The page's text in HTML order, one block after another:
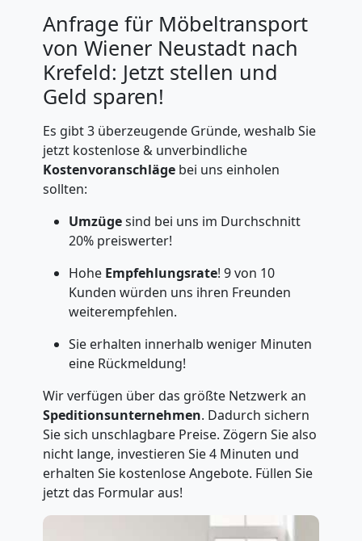
Anfrage für Möbeltransport
von Wiener Neustadt nach
Krefeld: Jetzt stellen und
Geld sparen!
Es gibt 3 überzeugende Gründe, weshalb Sie
jetzt kostenlose & unverbindliche
Kostenvoranschlägebei uns einholen
sollten:
Umzügesind bei uns im Durchschnitt
20% preiswerter!
Hohe Empfehlungsrate! 9 von 10
Kunden würden uns ihren Freunden
weiterempfehlen.
Sie erhalten innerhalb weniger Minuten
eine Rückmeldung!
Wir verfügen über das größte Netzwerk an
Speditionsunternehmen. Dadurch sichern
Sie sich unschlagbare Preise. Zögern Sie also
nicht lange, investieren Sie 4 Minuten und
erhalten Sie kostenlose Angebote. Füllen Sie
jetzt das Formular aus!